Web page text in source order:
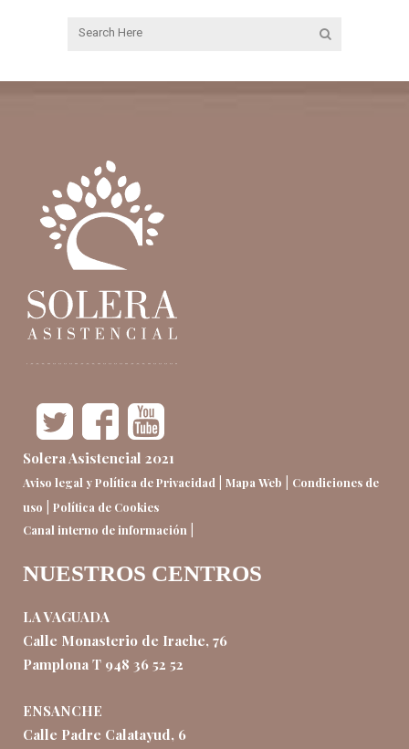
Solera Asistencial 2021
Aviso legal y Política de Privacidad | Mapa Web | Condiciones de
uso | Política de Cookies
Canal interno de información |
NUESTROS CENTROS
LA VAGUADA
Calle Monasterio de Irache, 76
Pamplona T 948 36 52 52
ENSANCHE
Calle Padre Calatayud, 6